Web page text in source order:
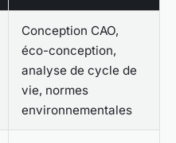
Conception CAO,
éco-conception,
analyse de cycle de
vie, normes
environnementales